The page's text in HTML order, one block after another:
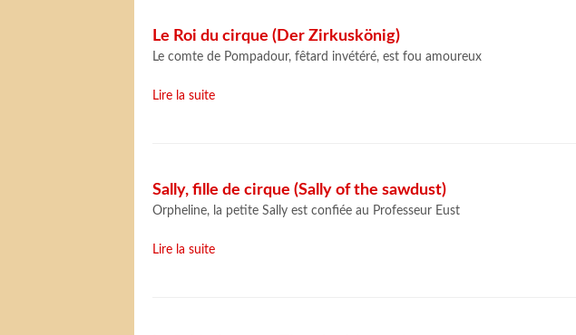
Le Roi du cirque (Der Zirkuskönig)
Le comte de Pompadour, fêtard invétéré, est fou amoureux
Lire la suite
Sally, fille de cirque (Sally of the sawdust)
Orpheline, la petite Sally est confiée au Professeur Eust
Lire la suite